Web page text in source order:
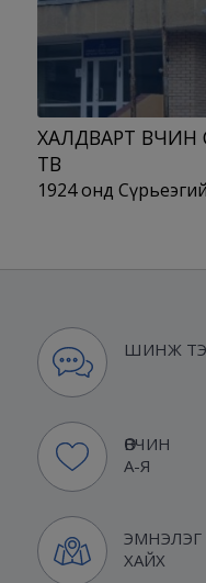
ХАЛДВАРТ
ТӨВ
1924 онд
ШИНЖ
ӨВЧИН
А-Я
ЭМНЭЛЭГ
ХАЙХ